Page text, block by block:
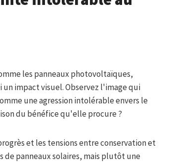
les panneaux photovoltaïques,
impact visuel. Observez l'image qui
une agression intolérable envers le
du bénéfice qu'elle procure ?
et les tensions entre conservation et
panneaux solaires, mais plutôt une